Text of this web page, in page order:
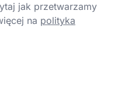
jak przetwarzamy
na polityka